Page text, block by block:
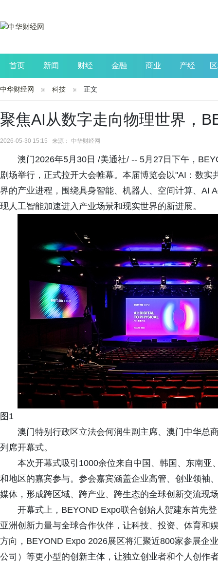
首页 新闻 财经 金融 商业 产经
公司 生活 读书
中华财经网 科技 正文
聚焦AI从数字走向物理世界，
2026-05-30 15:15 来源： 中华财经网
澳门2026年5月30日 /美通社/ -- 5月27日下午，
剧场举行，正式拉开大会帷幕。本届博览会以"AI：数
界的产业进程，围绕具身智能、机器人、空间计算、AI
现人工智能加速进入产业场景和现实世界的新进展。
图1
澳门特别行政区立法会何润生副主席、澳门中华总
列席开幕式。
本次开幕式吸引1000余位来自中国、韩国、东南
和地区的嘉宾参与。参会嘉宾涵盖企业高管、创业领袖
媒体，形成跨区域、跨产业、跨生态的全球创新交流现
开幕式上，BEYOND Expo联合创始人贺建东首先
亚洲创新力量与全球合作伙伴，让科技、投资、体育和
方向，BEYOND Expo 2026展区将汇聚近800家参展企
公司）等更小型的创新主体，让独立创业者和个人创作